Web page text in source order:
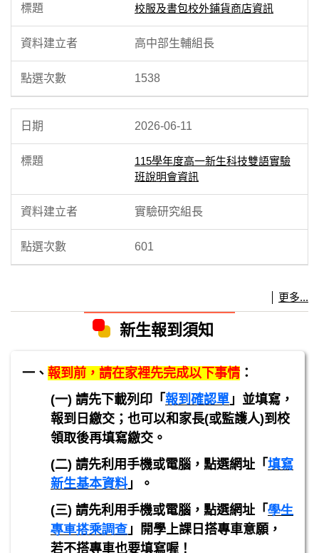
校服及書包校外鋪貨商店資訊
高中部生輔組長
1538
2026-06-11
115學年度高一新生科技雙語實驗
班說明會資訊
實驗研究組長
601
更多...
新生報到須知
一、 報到前，請在家裡先完成以下事情 ：
(一) 請先下載列印「 報到確認單 」並填寫，
報到日繳交；也可以和家長(或監護人)到校
領取後再填寫繳交。
(二) 請先利用手機或電腦，點選網址「 填寫
新生基本資料」。
(三) 請先利用手機或電腦，點選網址「 學生
專車搭乘調查 」開學上課日搭專車意願，
若不搭專車也要填寫喔！